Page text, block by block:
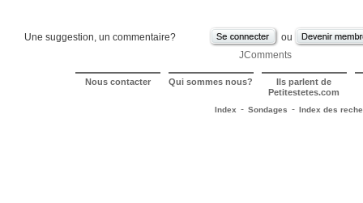
Une suggestion, un commentaire?
ou
JComments
Nous contacter Qui sommes nous? Ils parlent de
Petitestetes.com
Index - Sondages - Index des